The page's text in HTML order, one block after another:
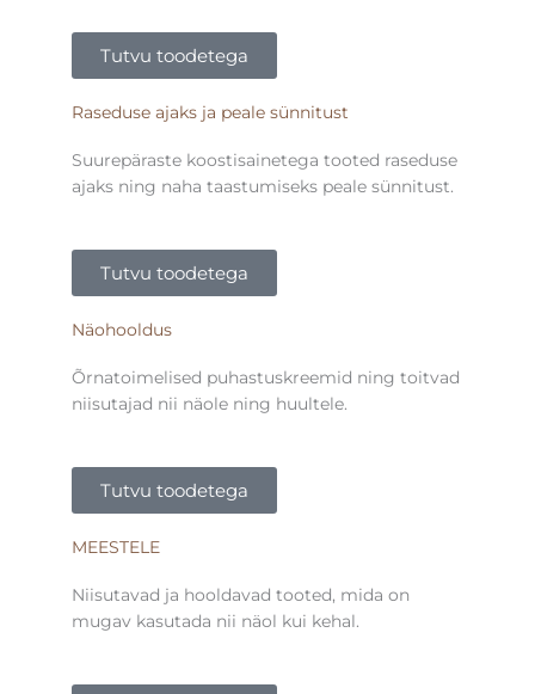
Tutvu toodetega
Raseduse ajaks ja peale sünnitust
Suurepäraste koostisainetega tooted raseduse
ajaks ning naha taastumiseks peale sünnitust.
Tutvu toodetega
Näohooldus
Õrnatoimelised puhastuskreemid ning toitvad
niisutajad nii näole ning huultele.
Tutvu toodetega
MEESTELE
Niisutavad ja hooldavad tooted, mida on
mugav kasutada nii näol kui kehal.